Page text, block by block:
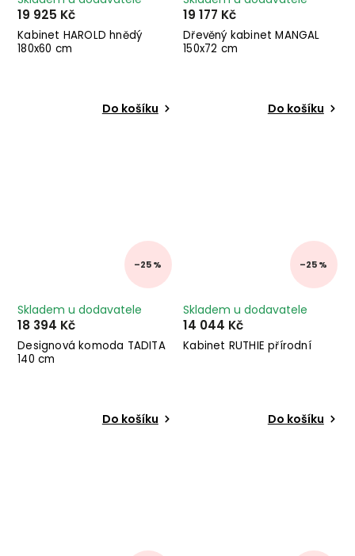
Kabinet HAROLD hnědý
180x60 cm
19 925 Kč
Do košíku
Dřevěný kabinet MANGAL
150x72 cm
19 177 Kč
Do košíku
–25 %
Designová komoda TADITA
140 cm
Skladem u dodavatele
18 394 Kč
Do košíku
–25 %
Kabinet RUTHIE přírodní
Skladem u dodavatele
14 044 Kč
Do košíku